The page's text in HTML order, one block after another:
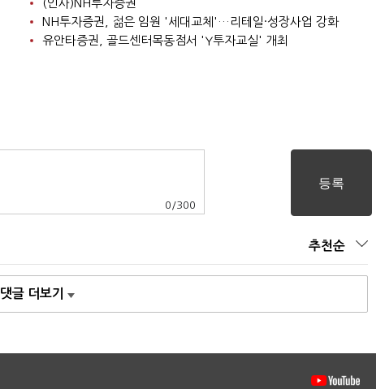
(인사)NH투자증권
NH투자증권, 젊은 임원 '세대교체'…리테일·성장사업 강화
유안타증권, 골드센터목동점서 'Y투자교실' 개최
0 /300
추천순
댓글 더보기